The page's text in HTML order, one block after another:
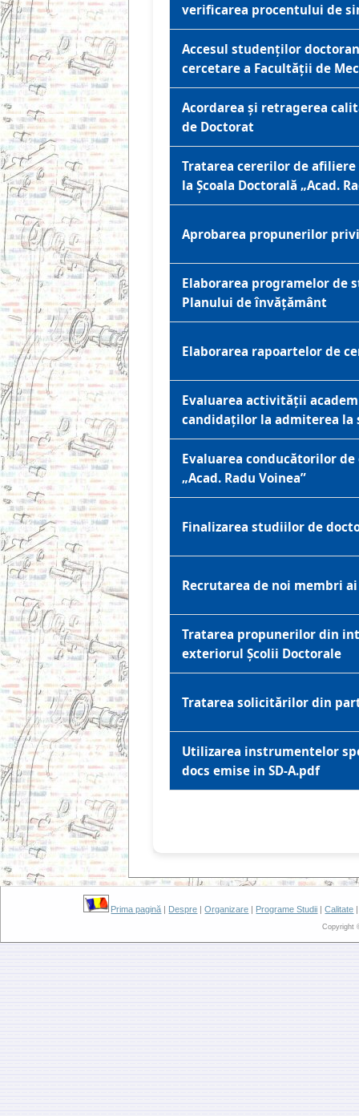
verificarea procentului de
Accesul studenților
cercetare a Facultății de
Acordarea și retragerea
de Doctorat
Tratarea cererilor de
la Școala Doctorală „Acad.
Aprobarea propunerilor
Elaborarea programelor de
Planului de învățământ
Elaborarea rapoartelor de
Evaluarea activității
candidaților la admiterea la
Evaluarea conducătorilor de
„Acad. Radu Voinea”
Finalizarea studiilor de
Recrutarea de noi membri
Tratarea propunerilor din
exteriorul Școlii Doctorale
Tratarea solicitărilor din
Utilizarea instrumentelor
docs emise in SD-A.pdf
Prima pagină | Despre |Organizare | Programe Studii |Calitate
Copyright